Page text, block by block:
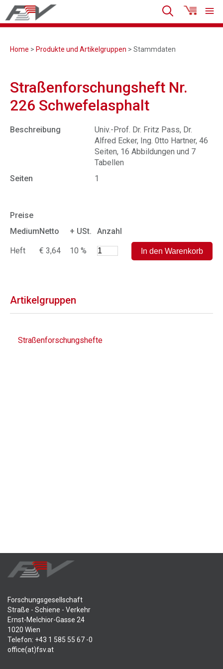
Home > Produkte und Artikelgruppen > Stammdaten
Straßenforschungsheft Nr.
226 Schwefelasphalt
Beschreibung
Univ.-Prof. Dr. Fritz Pass, Dr.
Alfred Ecker, Ing. 0tto Hartner, 46
Seiten, 16 Abbildungen und 7
Tabellen
Seiten
1
Preise
MediumNetto + USt. Anzahl
Heft € 3,64 10 %
Artikelgruppen
Straßenforschungshefte
Forschungsgesellschaft
Straße - Schiene - Verkehr
Ernst-Melchior-Gasse 24
1020 Wien
Telefon: +43 1 585 55 67 -0
office(at)fsv.at